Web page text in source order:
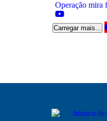
Operação mira
Carregar mais...